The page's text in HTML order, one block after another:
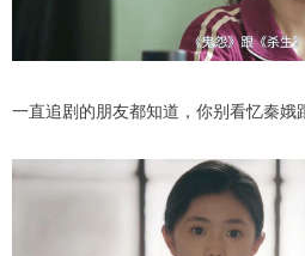
一直追剧的朋友都知道，你别看忆秦娥